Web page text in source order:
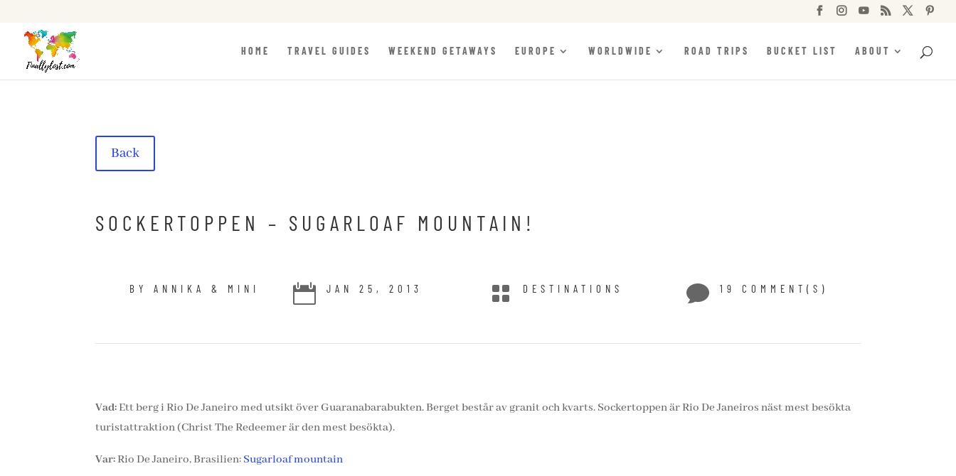
     
HOME TRAVEL GUIDES WEEKEND GETAWAYS EUROPE WORLDWIDE ROAD TRIPS BUCKET LIST ABOUT
Back
SOCKERTOPPEN – SUGARLOAF MOUNTAIN!
BY ANNIKA & MINI  JAN 25, 2013  DESTINATIONS  19 COMMENT(S)
Vad:Ett berg i Rio De Janeiro med utsikt över Guaranabarabukten. Berget består av granit och kvarts. Sockertoppen är Rio De Janeiros näst mest besökta
turistattraktion (Christ The Redeemer är den mest besökta).
Var:Rio De Janeiro, Brasilien: Sugarloaf mountain